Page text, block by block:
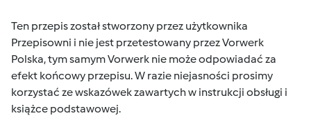
Ten przepis został stworzony przez użytkownika
Przepisowni i nie jest przetestowany przez Vorwerk
Polska, tym samym Vorwerk nie może odpowiadać za
efekt końcowy przepisu. W razie niejasności prosimy
korzystać ze wskazówek zawartych w instrukcji obsługi i
książce podstawowej.